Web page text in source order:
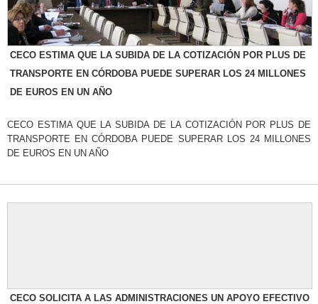
CECO ESTIMA QUE LA SUBIDA DE LA COTIZACIÓN POR PLUS DE
TRANSPORTE EN CÓRDOBA PUEDE SUPERAR LOS 24 MILLONES
DE EUROS EN UN AÑO
CECO ESTIMA QUE LA SUBIDA DE LA COTIZACIÓN POR PLUS DE
TRANSPORTE EN CÓRDOBA PUEDE SUPERAR LOS 24 MILLONES
DE EUROS EN UN AÑO
CECO SOLICITA A LAS ADMINISTRACIONES UN APOYO EFECTIVO